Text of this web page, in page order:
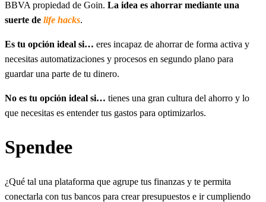
BBVA propiedad de Goin. La idea es ahorrar mediante una
suerte de life hacks.
Es tu opción ideal si… eres incapaz de ahorrar de forma activa y
necesitas automatizaciones y procesos en segundo plano para
guardar una parte de tu dinero.
No es tu opción ideal si… tienes una gran cultura del ahorro y lo
que necesitas es entender tus gastos para optimizarlos.
Spendee
¿Qué tal una plataforma que agrupe tus finanzas y te permita
conectarla con tus bancos para crear presupuestos e ir cumpliendo